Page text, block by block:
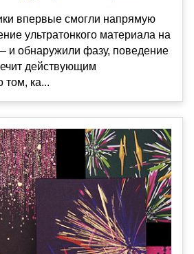
впервые смогли напрямую
ультратонкого материала на
и обнаружили фазу, поведение
действующим
том, ка...